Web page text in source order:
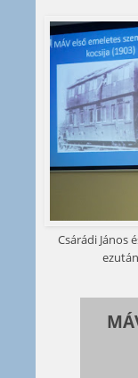
Csárádi János